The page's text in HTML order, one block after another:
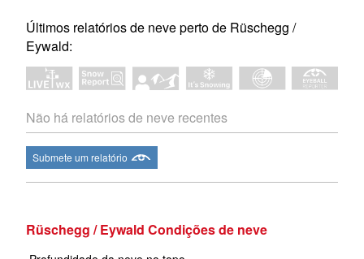
Últimos relatórios de neve perto de Rüschegg /
Eywald:
Não há relatórios de neve recentes
Submete um relatório
Rüschegg / Eywald Condições de neve